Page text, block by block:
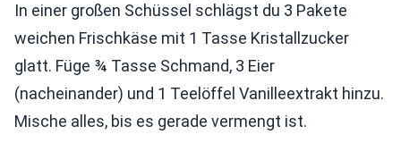
In einer großen Schüssel schlägst du 3 Pakete
weichen Frischkäse mit 1 Tasse Kristallzucker
glatt. Füge ¾ Tasse Schmand, 3 Eier
(nacheinander) und 1 Teelöffel Vanilleextrakt hinzu.
Mische alles, bis es gerade vermengt ist.